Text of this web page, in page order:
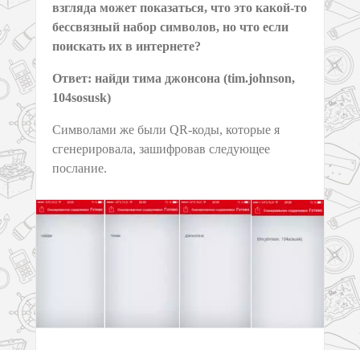
взгляда может показаться, что это какой-то
бессвязный набор символов, но что если
поискать их в интернете?
Ответ: найди тима джонсона (tim.johnson,
104sosusk)
Символами же были QR-коды, которые я
сгенерировала, зашифровав следующее
послание.